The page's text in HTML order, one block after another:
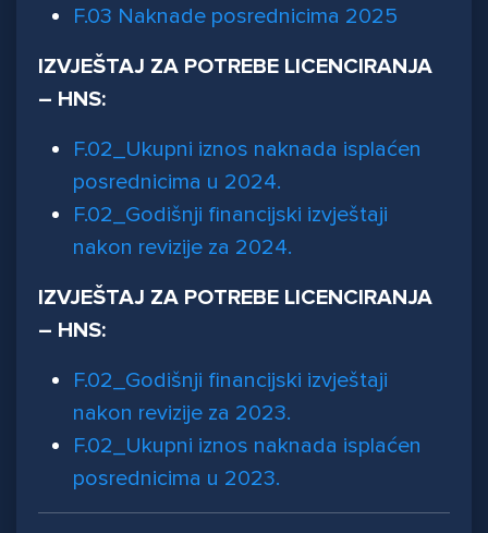
F.03 Naknade posrednicima 2025
IZVJEŠTAJ ZA POTREBE LICENCIRANJA
– HNS:
F.02_Ukupni iznos naknada isplaćen
posrednicima u 2024.
F.02_Godišnji financijski izvještaji
nakon revizije za 2024.
IZVJEŠTAJ ZA POTREBE LICENCIRANJA
– HNS:
F.02_Godišnji financijski izvještaji
nakon revizije za 2023.
F.02_Ukupni iznos naknada isplaćen
posrednicima u 2023.